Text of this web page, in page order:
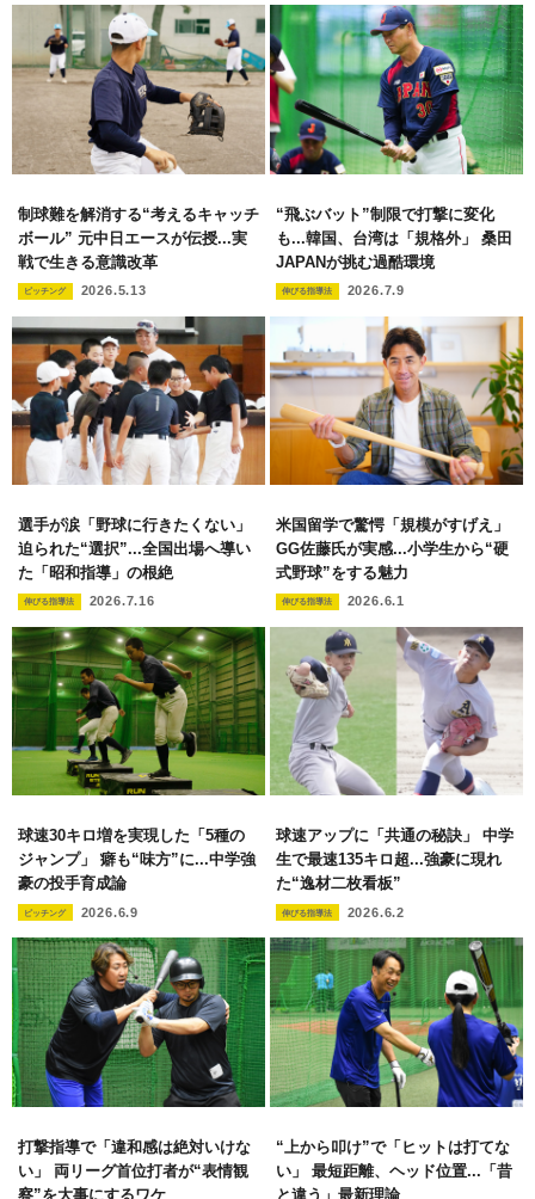
制球難を解消する“考えるキャッチ
ボール” 元中日エースが伝授...実
戦で生きる意識改革
ピッチング 2026.5.13
“飛ぶバット”制限で打撃に変化
も...韓国、台湾は「規格外」 桑田
JAPANが挑む過酷環境
伸びる指導法 2026.7.9
選手が涙「野球に行きたくない」
迫られた“選択”...全国出場へ導い
た「昭和指導」の根絶
伸びる指導法 2026.7.16
米国留学で驚愕「規模がすげえ」
GG佐藤氏が実感...小学生から“硬
式野球”をする魅力
伸びる指導法 2026.6.1
球速30キロ増を実現した「5種の
ジャンプ」 癖も“味方”に...中学強
豪の投手育成論
ピッチング 2026.6.9
球速アップに「共通の秘訣」 中学
生で最速135キロ超...強豪に現れ
た“逸材二枚看板”
伸びる指導法 2026.6.2
打撃指導で「違和感は絶対いけな
い」 両リーグ首位打者が“表情観
察”を大事にするワケ
“上から叩け”で「ヒットは打てな
い」 最短距離、ヘッド位置...「昔
と違う」最新理論